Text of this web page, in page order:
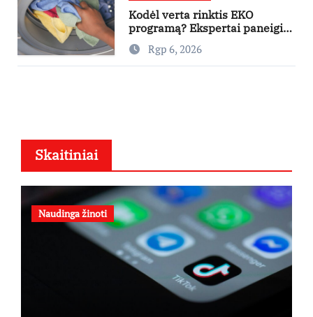
Kodėl verta rinktis EKO
programą? Ekspertai paneigia
dažniausius mitus
Rgp 6, 2026
Skaitiniai
Naudinga žinoti